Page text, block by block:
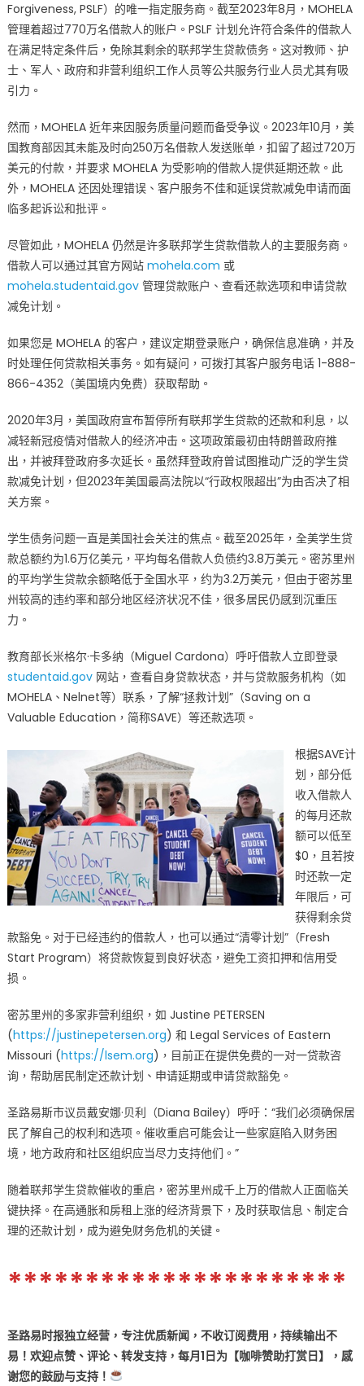
Forgiveness, PSLF）的唯一指定服务商。截至2023年8月，MOHELA
管理着超过770万名借款人的账户。PSLF 计划允许符合条件的借款人
在满足特定条件后，免除其剩余的联邦学生贷款债务。这对教师、护
士、军人、政府和非营利组织工作人员等公共服务行业人员尤其有吸
引力。
然而，MOHELA 近年来因服务质量问题而备受争议。2023年10月，美
国教育部因其未能及时向250万名借款人发送账单，扣留了超过720万
美元的付款，并要求 MOHELA 为受影响的借款人提供延期还款。此
外，MOHELA 还因处理错误、客户服务不佳和延误贷款减免申请而面
临多起诉讼和批评。
尽管如此，MOHELA 仍然是许多联邦学生贷款借款人的主要服务商。
借款人可以通过其官方网站 mohela.com 或
mohela.studentaid.gov管理贷款账户、查看还款选项和申请贷款
减免计划。
如果您是 MOHELA 的客户，建议定期登录账户，确保信息准确，并及
时处理任何贷款相关事务。如有疑问，可拨打其客户服务电话 1-888-
866-4352（美国境内免费）获取帮助。
2020年3月，美国政府宣布暂停所有联邦学生贷款的还款和利息，以
减轻新冠疫情对借款人的经济冲击。这项政策最初由特朗普政府推
出，并被拜登政府多次延长。虽然拜登政府曾试图推动广泛的学生贷
款减免计划，但2023年美国最高法院以“行政权限超出”为由否决了相
关方案。
学生债务问题一直是美国社会关注的焦点。截至2025年，全美学生贷
款总额约为1.6万亿美元，平均每名借款人负债约3.8万美元。密苏里州
的平均学生贷款余额略低于全国水平，约为3.2万美元，但由于密苏里
州较高的违约率和部分地区经济状况不佳，很多居民仍感到沉重压
力。
教育部长米格尔·卡多纳（Miguel Cardona）呼吁借款人立即登录
studentaid.gov网站，查看自身贷款状态，并与贷款服务机构（如
MOHELA、Nelnet等）联系，了解“拯救计划”（Saving on a
Valuable Education，简称SAVE）等还款选项。
根据SAVE计
划，部分低
收入借款人
的每月还款
额可以低至
$0，且若按
时还款一定
年限后，可
获得剩余贷
款豁免。对于已经违约的借款人，也可以通过“清零计划”（Fresh
Start Program）将贷款恢复到良好状态，避免工资扣押和信用受
损。
密苏里州的多家非营利组织，如 Justine PETERSEN
(https://justinepetersen.org) 和 Legal Services of Eastern
Missouri (https://lsem.org)，目前正在提供免费的一对一贷款咨
询，帮助居民制定还款计划、申请延期或申请贷款豁免。
圣路易斯市议员戴安娜·贝利（Diana Bailey）呼吁：“我们必须确保居
民了解自己的权利和选项。催收重启可能会让一些家庭陷入财务困
境，地方政府和社区组织应当尽力支持他们。”
随着联邦学生贷款催收的重启，密苏里州成千上万的借款人正面临关
键抉择。在高通胀和房租上涨的经济背景下，及时获取信息、制定合
理的还款计划，成为避免财务危机的关键。
**********************
圣路易时报独立经营，专注优质新闻，不收订阅费用，持续输出不
易！欢迎点赞、评论、转发支持，每月1日为【咖啡赞助打赏日】，感
谢您的鼓励与支持！